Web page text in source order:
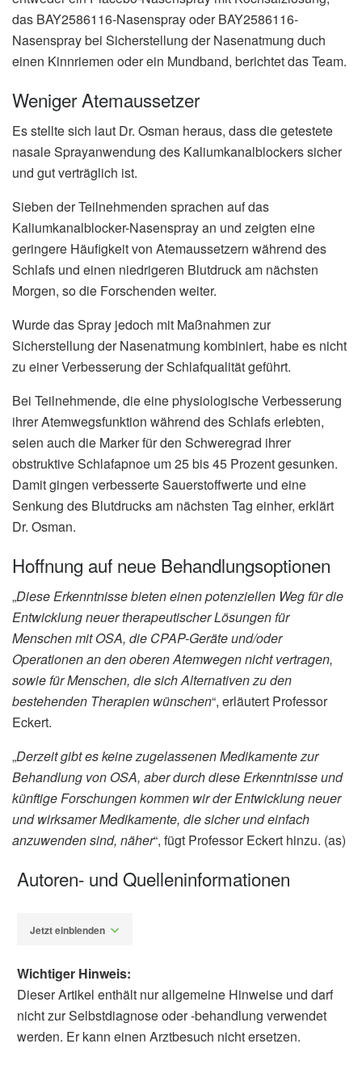
das BAY2586116-Nasenspray oder BAY2586116-
Nasenspray bei Sicherstellung der Nasenatmung duch
einen Kinnriemen oder ein Mundband, berichtet das Team.
Weniger Atemaussetzer
Es stellte sich laut Dr. Osman heraus, dass die getestete
nasale Sprayanwendung des Kaliumkanalblockers sicher
und gut verträglich ist.
Sieben der Teilnehmenden sprachen auf das
Kaliumkanalblocker-Nasenspray an und zeigten eine
geringere Häufigkeit von Atemaussetzern während des
Schlafs und einen niedrigeren Blutdruck am nächsten
Morgen, so die Forschenden weiter.
Wurde das Spray jedoch mit Maßnahmen zur
Sicherstellung der Nasenatmung kombiniert, habe es nicht
zu einer Verbesserung der Schlafqualität geführt.
Bei Teilnehmende, die eine physiologische Verbesserung
ihrer Atemwegsfunktion während des Schlafs erlebten,
seien auch die Marker für den Schweregrad ihrer
obstruktive Schlafapnoe um 25 bis 45 Prozent gesunken.
Damit gingen verbesserte Sauerstoffwerte und eine
Senkung des Blutdrucks am nächsten Tag einher, erklärt
Dr. Osman.
Hoffnung auf neue Behandlungsoptionen
„Diese Erkenntnisse bieten einen potenziellen Weg für die
Entwicklung neuer therapeutischer Lösungen für
Menschen mit OSA, die CPAP-Geräte und/oder
Operationen an den oberen Atemwegen nicht vertragen,
sowie für Menschen, die sich Alternativen zu den
bestehenden Therapien wünschen“, erläutert Professor
Eckert.
„Derzeit gibt es keine zugelassenen Medikamente zur
Behandlung von OSA, aber durch diese Erkenntnisse und
künftige Forschungen kommen wir der Entwicklung neuer
und wirksamer Medikamente, die sicher und einfach
anzuwenden sind, näher“, fügt Professor Eckert hinzu. (as)
Autoren- und Quelleninformationen
Jetzt einblenden
Wichtiger Hinweis:
Dieser Artikel enthält nur allgemeine Hinweise und darf
nicht zur Selbstdiagnose oder -behandlung verwendet
werden. Er kann einen Arztbesuch nicht ersetzen.